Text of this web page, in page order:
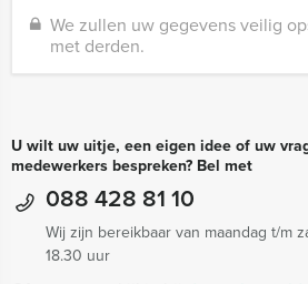
We zullen uw gegevens veilig
met derden.
U wilt uw uitje, een eigen idee of uw
medewerkers bespreken? Bel met
088 428 81 10
Wij zijn bereikbaar van maandag t/m
18.30 uur